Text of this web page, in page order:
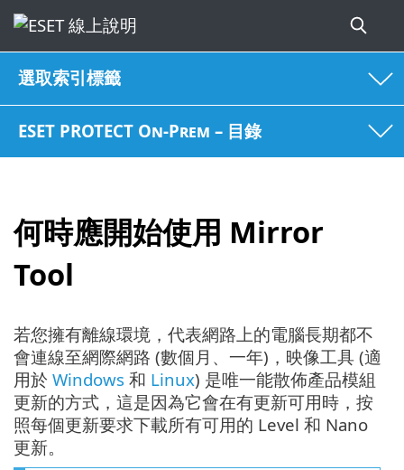
選取索引標籤
ESET PROTECT On-Prem – 目錄
何時應開始使用 Mirror
Tool
若您擁有離線環境，代表網路上的電腦長期都不
會連線至網際網路 (數個月、一年)，映像工具 (適
用於 Windows 和 Linux) 是唯一能散佈產品模組
更新的方式，這是因為它會在有更新可用時，按
照每個更新要求下載所有可用的 Level 和 Nano
更新。